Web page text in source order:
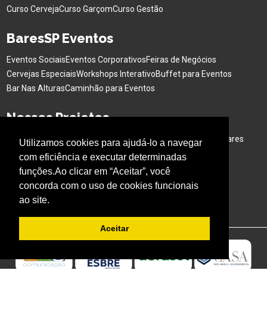
Utilizamos cookies para ajudá-lo a navegar
com eficiência e executar determinadas
funções.Ao clicar em “Aceitar”, você
concorda com o uso de cookies funcionais
ao site.
Aceitar
Curso CervejaCurso GarçomCurso Gestão
BaresSP Eventos
Eventos SociaisEventos CorporativosFeiras de Negócios
Cervejas EspeciaisWorkshops InterativoBuffet para Eventos
Bar Nas AlturasCaminhão para Eventos
Nossos Projetos
Experiência GastronômicaFamília no ParqueAtivação em Bares
Acompanhe o BARESSP